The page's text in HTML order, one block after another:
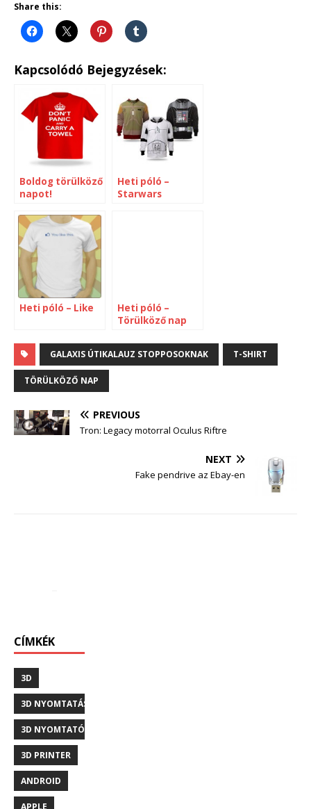
Share this:
Kapcsolódó Bejegyzések:
Boldog törülköző
napot!
Heti póló –
Starwars
Heti póló – Like
Heti póló –
Törülköző nap
GALAXIS ÚTIKALAUZ STOPPOSOKNAK T-SHIRT
TÖRÜLKÖZŐ NAP
PREVIOUS
Tron: Legacy motorral Oculus Riftre
NEXT
Fake pendrive az Ebay-en
CÍMKÉK
3D
3D NYOMTATÁS
3D NYOMTATÓ
3D PRINTER
ANDROID
APPLE